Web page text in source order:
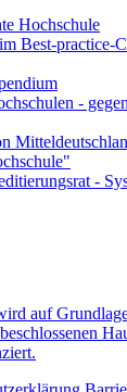
auf